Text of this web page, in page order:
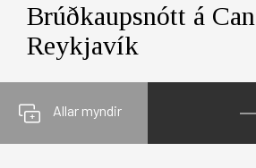
Brúðkaupsnótt á
Reykjavík
Allar myndir